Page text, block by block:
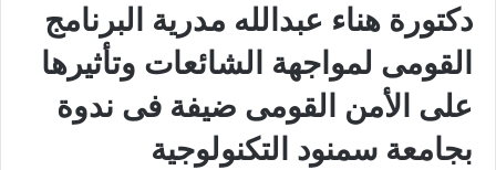
دكتورة هناء عبدالله مدرية البرنامج
القومى لمواجهة الشائعات وتأثيرها
على الأمن القومى ضيفة فى ندوة
بجامعة سمنود التكنولوجية